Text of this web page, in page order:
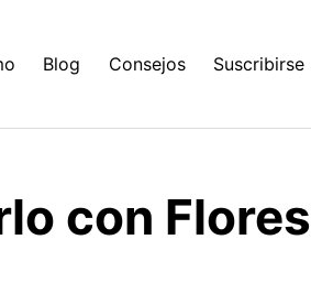
Blog Consejos Suscribirse
con Flores